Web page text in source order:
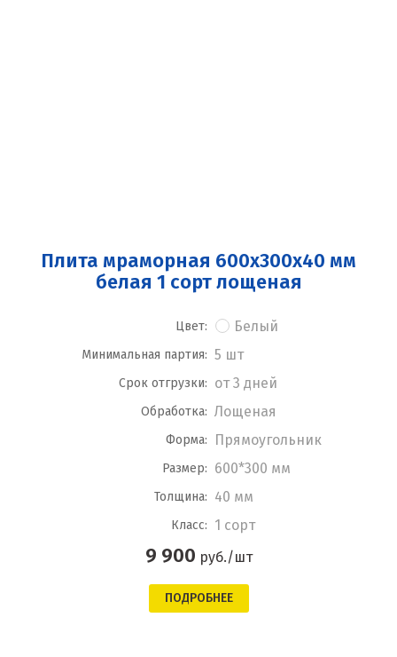
Плита мраморная 600x300x40 мм
белая 1 сорт лощеная
Цвет: Белый
Минимальная партия: 5 шт
Срок отгрузки: от 3 дней
Обработка: Лощеная
Форма: Прямоугольник
Размер: 600*300 мм
Толщина: 40 мм
Класс: 1 сорт
9 900 руб./шт
ПОДРОБНЕЕ